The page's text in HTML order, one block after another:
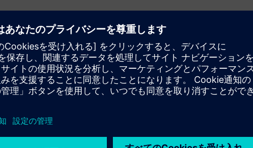
インテリジェント・メッシュ
AFDEXは、ソリューションの不正確さを最小限に抑
え、妥当な計算時間内に結果を得るために、完全に